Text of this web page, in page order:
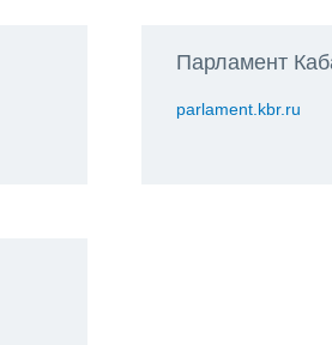
Парламент
parlament.kbr.ru